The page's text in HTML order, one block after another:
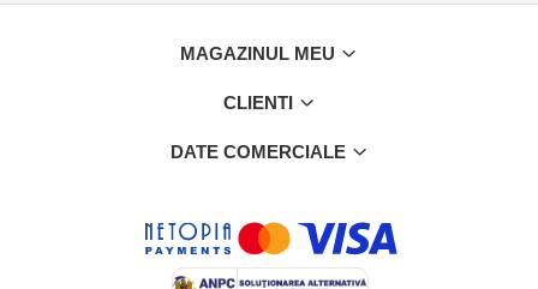
MAGAZINUL MEU
CLIENTI
DATE COMERCIALE